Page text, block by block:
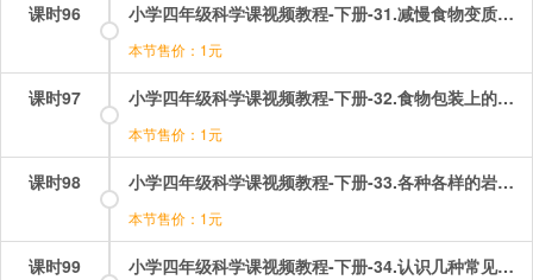
课时96 小学四年级科学课视频教程-下册-31.减慢食物变质速度.mp4
本节售价：1元
课时97 小学四年级科学课视频教程-下册-32.食物包装上的信息.mp4
本节售价：1元
课时98 小学四年级科学课视频教程-下册-33.各种各样的岩石.mp4
本节售价：1元
课时99 小学四年级科学课视频教程-下册-34.认识几种常见的岩石.mp4